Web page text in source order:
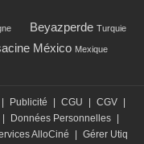
Beyazperde Turquie
México Mexique
| Publicité | CGU | CGV |
| Données Personnelles |
AlloCiné | Gérer Utiq